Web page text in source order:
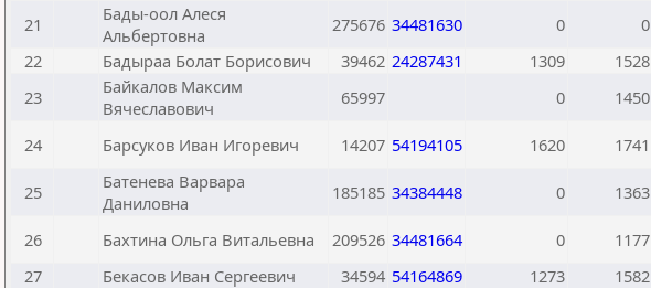
21
Бады-оол Алеся
Альбертовна
275676 34481630 0 0
22
Бадыраа Болат Борисович 39462 24287431 1309 1528
23
Байкалов Максим
Вячеславович
65997 0 1450
24 Барсуков Иван Игоревич 14207 54194105 1620 1741
25
Батенева Варвара
Даниловна
185185 34384448 0 1363
26 Бахтина Ольга Витальевна 209526 34481664 0 1177
27
Бекасов Иван Сергеевич 34594 54164869 1273 1582